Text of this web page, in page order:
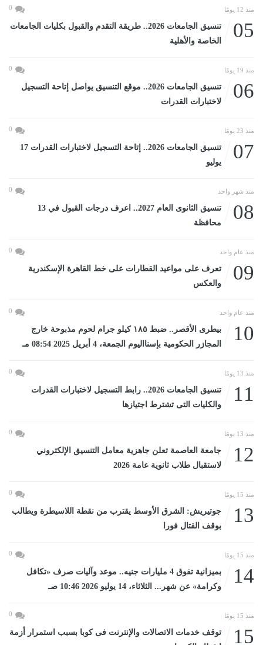
منذ 12 يومًا 0
05
تنسيق الجامعات 2026.. طريقة التقدم والقبول بكليات الجامعات
الخاصة والأهلية
منذ 19 يومًا 0
06
تنسيق الجامعات 2026.. موقع التنسيق يواصل إتاحة التسجيل
لاختبارات القدرات
منذ 23 يومًا 0
07
تنسيق الجامعات 2026.. إتاحة التسجيل لاختبارات القدرات 17
يوليو
منذ شهر واحد 0
08
تنسيق الثانوى العام 2027.. اعرف درجات القبول في 13
محافظة
منذ عام واحد 0
09
تعرف على مواعيد القطارات على خط القاهرة الإسكندرية
والعكس
منذ عام واحد 0
10
بيطرى الأقصر.. ضبط ١٨٥ كيلو جرام لحوم مذبوحة خارج
المجازر الحكومية بإسنااليوم الجمعة، 4 أبريل 2025 08:54 مـ
منذ 13 يومًا 0
11
تنسيق الجامعات 2026.. رابط التسجيل لاختبارات القدرات
والكليات التى تشترط اجتيازها
منذ 13 يومًا 0
12
جامعة العاصمة تعلن جاهزية معامل التنسيق الإلكتروني
لاستقبال طلاب ثانوية عامة 2026
منذ 15 يومًا 0
13
جوتيريش: الشرق الأوسط يقترب من نقطة اللاسيطرة ويطالب
بوقف القتال فورا
منذ 15 يومًا 0
14
بميزانية تفوق 4 مليارات جنيه.. موعد وآليات صرف «تكافل
وكرامة» عن شهر... الثلاثاء، 14 يوليو 2026 10:46 صـ
منذ 15 يومًا 0
15
توقف خدمات الاتصالات والإنترنت فى كوبا بسبب استمرار أزمة